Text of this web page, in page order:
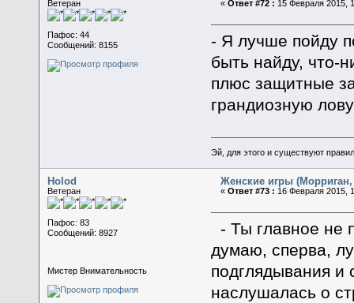
Ветеран
Пафос: 44
Сообщений: 8155
«Ответ #72 : 15 Февраля 2015,
- Я лучше пойду
быть найду, что-
плюс защитные
грандиозную
Эй, для этого и существуют
Holod
Ветеран
Пафос: 83
Сообщений: 8927
Мистер Внимательность
Женские игры
«Ответ #73 : 16 Февраля 2015,
- Ты главное не
думаю, сперва,
подглядывания и
наслушалась о